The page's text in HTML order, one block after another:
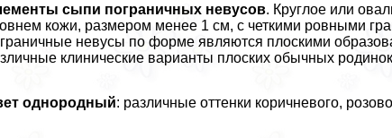
сыпи пограничных невусов. Круглое или
кожи, размером менее 1 см, с четкими ровными
невусы по форме являются плоскими
клинические варианты плоских обычных
однородный: различные оттенки коричневого,